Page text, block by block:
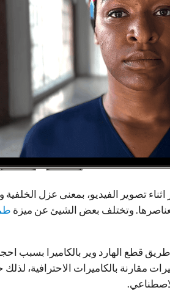
تصوير الفيديو، بمعنى عزل الخلفية
وتختلف بعض الشيئ عن ميزة
قطع الهارد وير بالكاميرا بسبب
مقارنة بالكاميرات الاحترافية، لذلك